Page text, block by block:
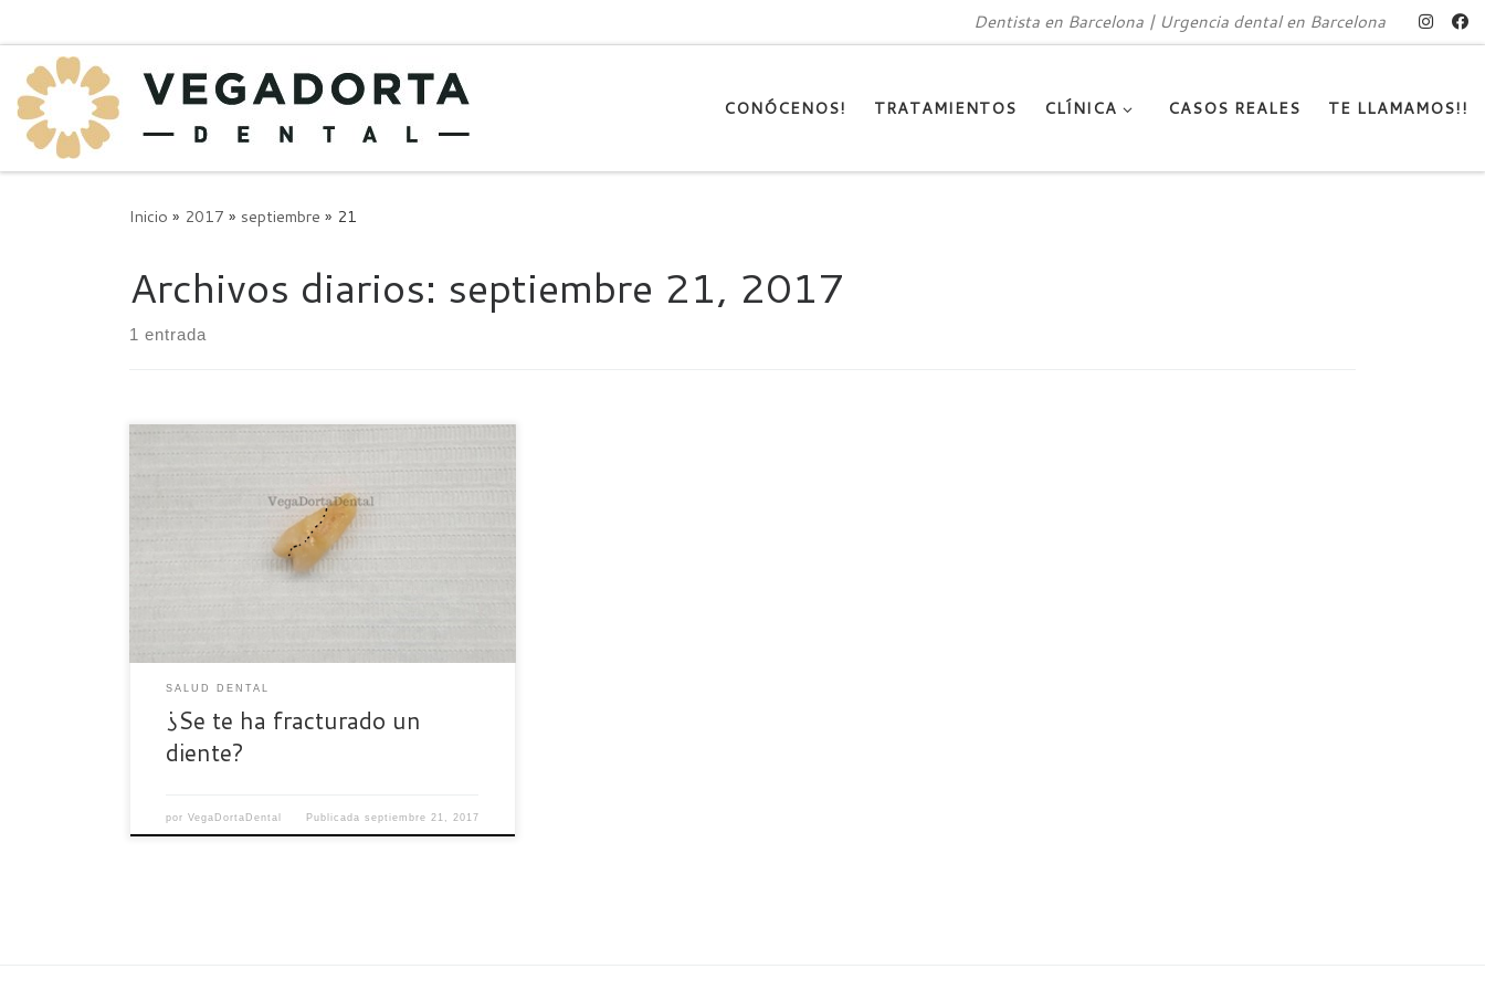
Dentista en Barcelona | Urgencia dental en Barcelona
CONÓCENOS! TRATAMIENTOS CLÍNICA CASOS REALES TE LLAMAMOS!!
Inicio » 2017 » septiembre » 21
Archivos diarios: septiembre 21, 2017
1 entrada
SALUD DENTAL
¿Se te ha fracturado un
diente?
porVegaDortaDental Publicada septiembre 21, 2017